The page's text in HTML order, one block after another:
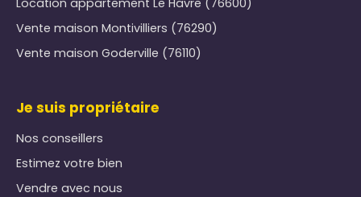
Vente maison Montivilliers (76290)
Vente maison Goderville (76110)
Je suis propriétaire
Nos conseillers
Estimez votre bien
Vendre avec nous